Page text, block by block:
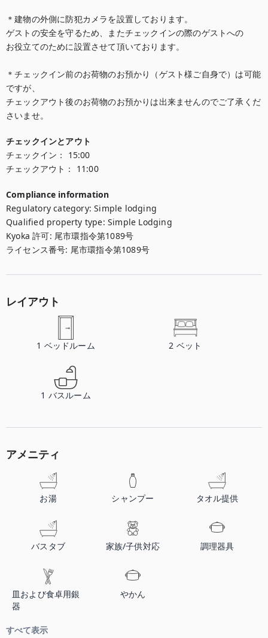
＊建物の外側に防犯カメラを設置しております。
ゲストの安全を守るため、またチェックインの際のゲストへの
お役立てのために設置させて頂いております。
＊チェックイン前のお荷物のお預かり（ゲスト様ご自身で）は可能
ですが、
チェックアウト後のお荷物のお預かりは出来ませんのでご了承くだ
さいませ。
チェックインとアウト
チェックイン：
15:00
チェックアウト：
11:00
Compliance information
Regulatory category:Simple lodging
Qualified property type:Simple Lodging
Kyoka 許可: 尾市環指令第1089号
ライセンス番号: 尾市環指令第1089号
レイアウト
1 ベッドルーム 2 ベット
1 バスルーム
アメニティ
お湯 シャンプー タオル提供
バスタブ 家族/子供対応 調理器具
皿および食卓用銀
器
やかん
すべて表示